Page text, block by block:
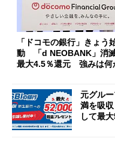
「ドコモの銀行」きょう
動 「d NEOBANK」消滅
最大4.5％還元 強みは何
元グル
満を吸
して最